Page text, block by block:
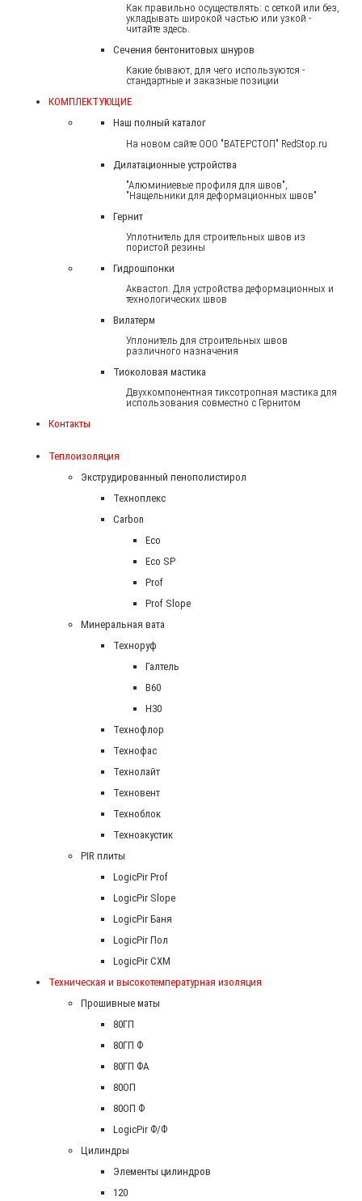
Как правильно осуществлять: с сеткой или без,
укладывать широкой частью или узкой -
читайте здесь.
Сечения бентонитовых шнуров
Какие бывают, для чего используются -
стандартные и заказные позиции
КОМПЛЕКТУЮЩИЕ
Наш полный каталог
На новом сайте ООО "ВАТЕРСТОП" RedStop.ru
Дилатационные устройства
"Алюминиевые профиля для швов",
"Нащельники для деформационных швов"
Гернит
Уплотнитель для строительных швов из
пористой резины
Гидрошпонки
Аквастоп. Для устройства деформационных и
технологических швов
Вилатерм
Уплонитель для строительных швов
различного назначения
Тиоколовая мастика
Двухкомпонентная тиксотропная мастика для
использования совместно с Гернитом
Контакты
Теплоизоляция
Экструдированный пенополистирол
Техноплекс
Carbon
Eco
Eco SP
Prof
Prof Slope
Минеральная вата
Техноруф
Галтель
В60
Н30
Технофлор
Технофас
Технолайт
Техновент
Техноблок
Техноакустик
PIR плиты
LogicPir Prof
LogicPir Slope
LogicPir Баня
LogicPir Пол
LogicPir СХМ
Техническая и высокотемпературная изоляция
Прошивные маты
80ГП
80ГП Ф
80ГП ФА
80ОП
80ОП Ф
LogicPir Ф/Ф
Цилиндры
Элементы цилиндров
120